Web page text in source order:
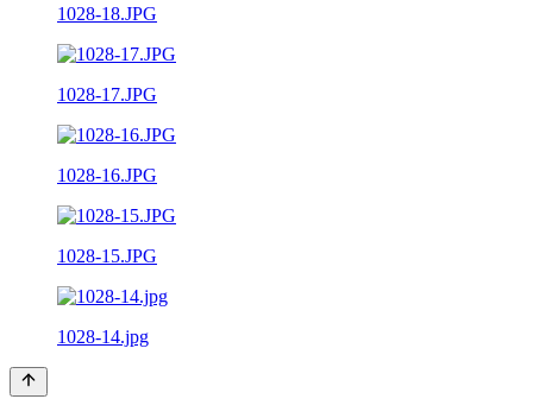
1028-18.JPG
1028-17.JPG
1028-16.JPG
1028-15.JPG
1028-14.jpg